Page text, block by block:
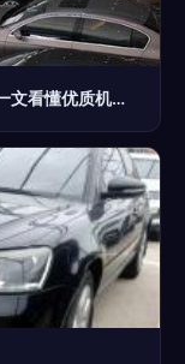
阳泉二手车鉴定评估师培训机构怎么选？一文看懂优质机构标准与避坑指南